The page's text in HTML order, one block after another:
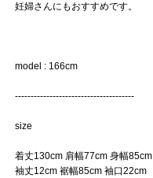
妊婦さんにもおすすめです。
model : 166cm
--------------------------------------
size
着丈130cm 肩幅77cm 身幅85cm
袖丈12cm 裾幅85cm 袖口22cm